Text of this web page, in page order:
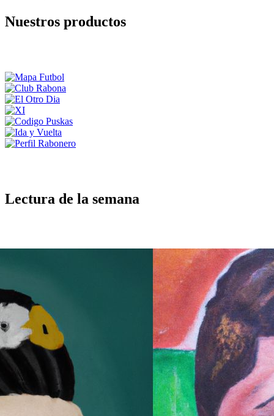
Nuestros productos
Lectura de la semana